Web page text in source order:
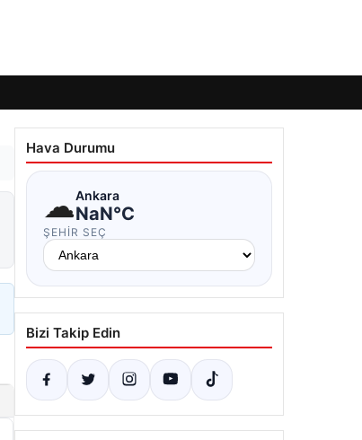
Hava Durumu
☁Ankara
NaN°C
ŞEHIR SEÇ
Bizi Takip Edin